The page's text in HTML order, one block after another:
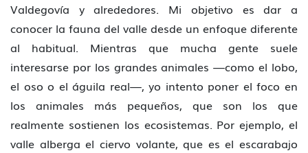
Valdegovía y alrededores. Mi objetivo es dar a
conocer la fauna del valle desde un enfoque diferente
al habitual. Mientras que mucha gente suele
interesarse por los grandes animales —como el lobo,
el oso o el águila real—, yo intento poner el foco en
los animales más pequeños, que son los que
realmente sostienen los ecosistemas. Por ejemplo, el
valle alberga el ciervo volante, que es el escarabajo